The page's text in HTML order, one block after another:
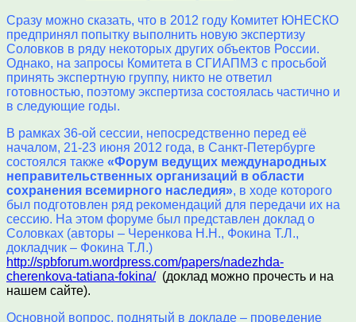
Сразу можно сказать, что в 2012 году Комитет ЮНЕСКО
предпринял попытку выполнить новую экспертизу
Соловков в ряду некоторых других объектов России.
Однако, на запросы Комитета в СГИАПМЗ с просьбой
принять экспертную группу, никто не ответил
готовностью, поэтому экспертиза состоялась частично и
в следующие годы.
В рамках 36-ой сессии, непосредственно перед её
началом, 21-23 июня 2012 года, в Санкт-Петербурге
состоялся также «Форум ведущих международных
неправительственных организаций в области
сохранения всемирного наследия», в ходе которого
был подготовлен ряд рекомендаций для передачи их на
сессию. На этом форуме был представлен доклад о
Соловках (авторы – Черенкова Н.Н., Фокина Т.Л.,
докладчик – Фокина Т.Л.)
http://spbforum.wordpress.com/papers/nadezhda-
cherenkova-tatiana-fokina/(доклад можно прочесть и на
нашем сайте).
Основной вопрос, поднятый в докладе – проведение